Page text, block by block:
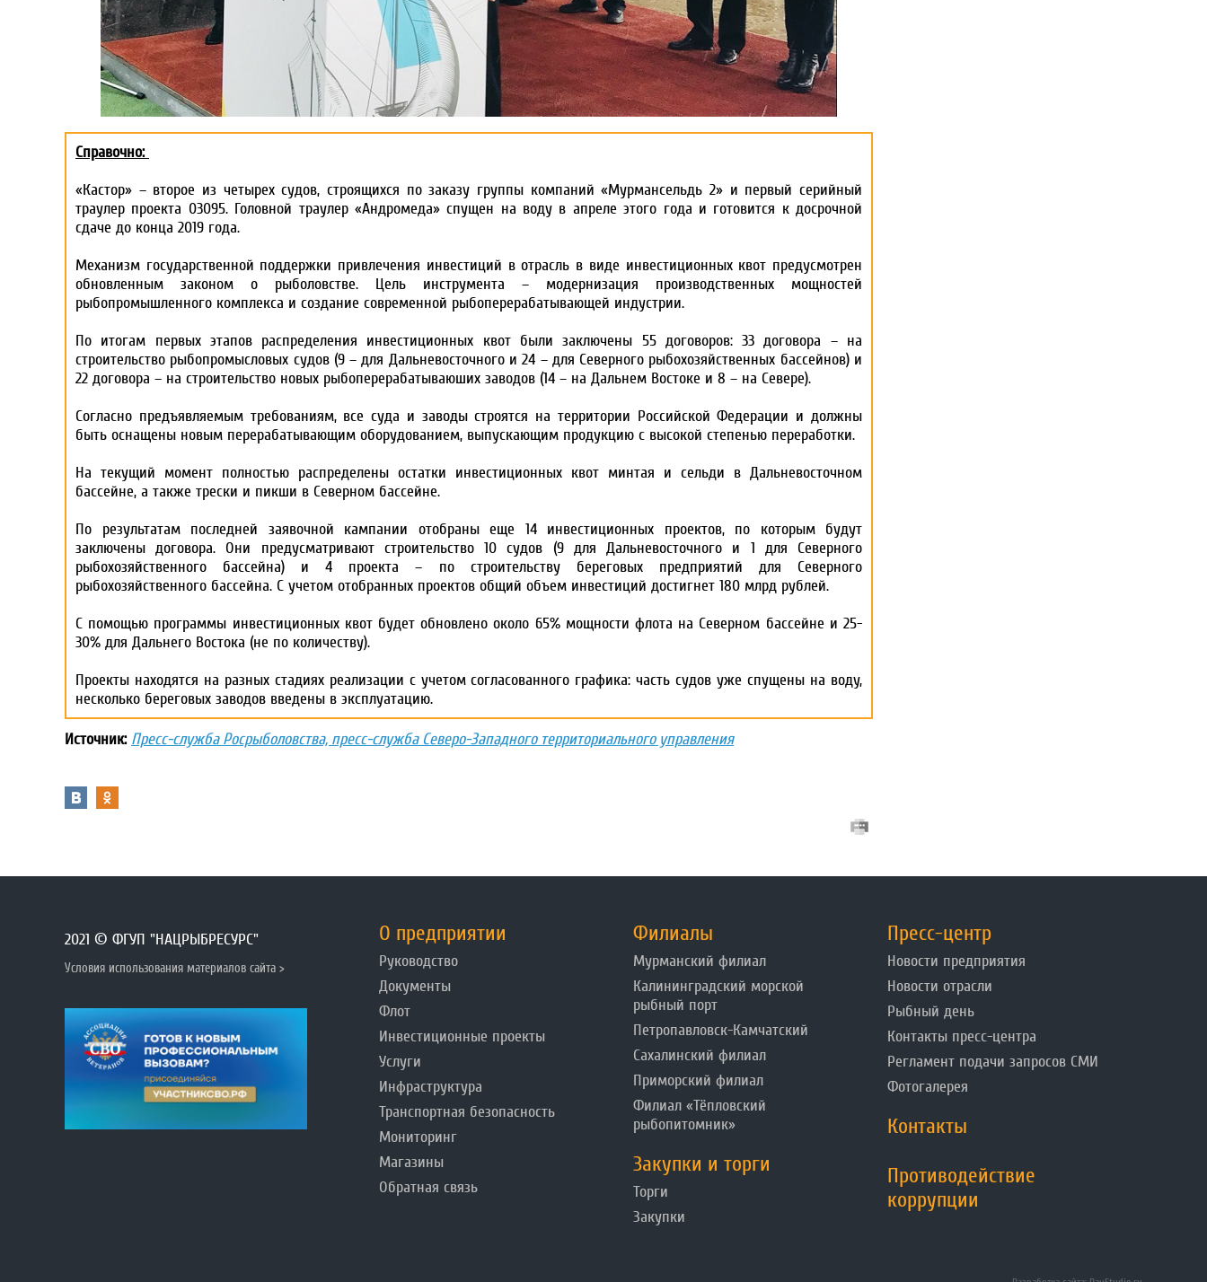
Справочно:
«Кастор» – второе из четырех судов, строящихся по заказу группы компаний «Мурмансельдь 2» и первый серийный
траулер проекта 03095. Головной траулер «Андромеда» спущен на воду в апреле этого года и готовится к досрочной
сдаче до конца 2019 года.
Механизм государственной поддержки привлечения инвестиций в отрасль в виде инвестиционных квот предусмотрен
обновленным законом о рыболовстве. Цель инструмента – модернизация производственных мощностей
рыбопромышленного комплекса и создание современной рыбоперерабатывающей индустрии.
По итогам первых этапов распределения инвестиционных квот были заключены 55 договоров: 33 договора – на
строительство рыбопромысловых судов (9 – для Дальневосточного и 24 – для Северного рыбохозяйственных бассейнов) и
22 договора – на строительство новых рыбоперерабатываюших заводов (14 – на Дальнем Востоке и 8 – на Севере).
Согласно предъявляемым требованиям, все суда и заводы строятся на территории Российской Федерации и должны
быть оснащены новым перерабатывающим оборудованием, выпускающим продукцию с высокой степенью переработки.
На текущий момент полностью распределены остатки инвестиционных квот минтая и сельди в Дальневосточном
бассейне, а также трески и пикши в Северном бассейне.
По результатам последней заявочной кампании отобраны еще 14 инвестиционных проектов, по которым будут
заключены договора. Они предусматривают строительство 10 судов (9 для Дальневосточного и 1 для Северного
рыбохозяйственного бассейна) и 4 проекта – по строительству береговых предприятий для Северного
рыбохозяйственного бассейна. С учетом отобранных проектов общий объем инвестиций достигнет 180 млрд рублей.
С помощью программы инвестиционных квот будет обновлено около 65% мощности флота на Северном бассейне и 25-
30% для Дальнего Востока (не по количеству).
Проекты находятся на разных стадиях реализации с учетом согласованного графика: часть судов уже спущены на воду,
несколько береговых заводов введены в эксплуатацию.
Источник: Пресс-служба Росрыболовства, пресс-служба Северо-Западного территориального управления
2021 © ФГУП "НАЦРЫБРЕСУРС"
Условия использования материалов сайта >
О предприятии
Руководство
Документы
Флот
Инвестиционные проекты
Услуги
Инфраструктура
Транспортная безопасность
Мониторинг
Магазины
Обратная связь
Филиалы
Мурманский филиал
Калининградский морской
рыбный порт
Петропавловск-Камчатский
Сахалинский филиал
Приморский филиал
Филиал «Тёпловский
рыбопитомник»
Закупки и торги
Торги
Закупки
Пресс-центр
Новости предприятия
Новости отрасли
Рыбный день
Контакты пресс-центра
Регламент подачи запросов СМИ
Фотогалерея
Контакты
Противодействие
коррупции